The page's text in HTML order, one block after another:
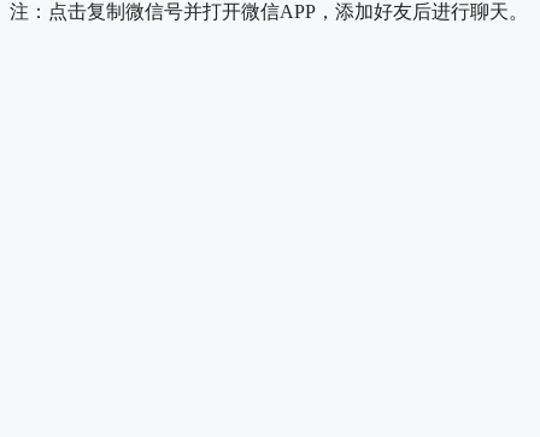
注：点击复制微信号并打开微信APP，添加好友后进行聊天。